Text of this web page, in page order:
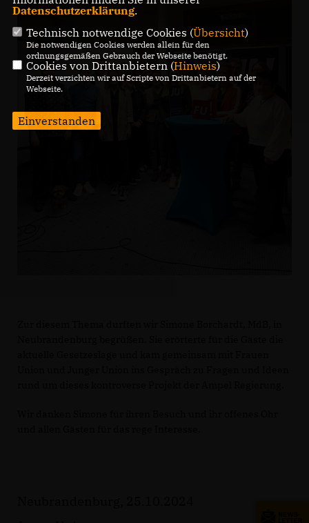
Datenschutzerklärung.
Technisch notwendige Cookies (Übersicht)
Die notwendigen Cookies werden allein für den
ordnungsgemäßen Gebrauch der Webseite benötigt.
Cookies von Drittanbietern (Hinweis)
Derzeit verzichten wir auf Scripte von Drittanbietern auf der
Webseite.
Einverstanden